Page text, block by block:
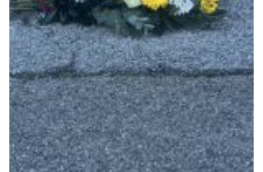
Robe di Kappa x Genoa
Vintage Collection
Red&Blue Voices
Kids
Accessori